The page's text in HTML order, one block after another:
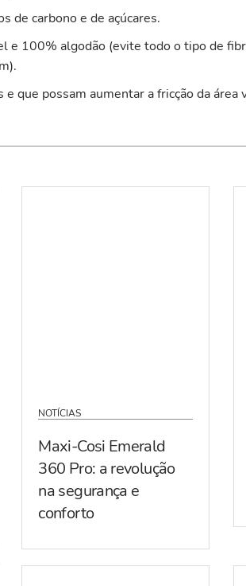
de carbono e de açúcares.
e 100% algodão (evite todo o tipo de
que possam aumentar a fricção da área
NOTÍCIAS
Maxi-Cosi Emerald
360 Pro: a revolução
na segurança e
conforto